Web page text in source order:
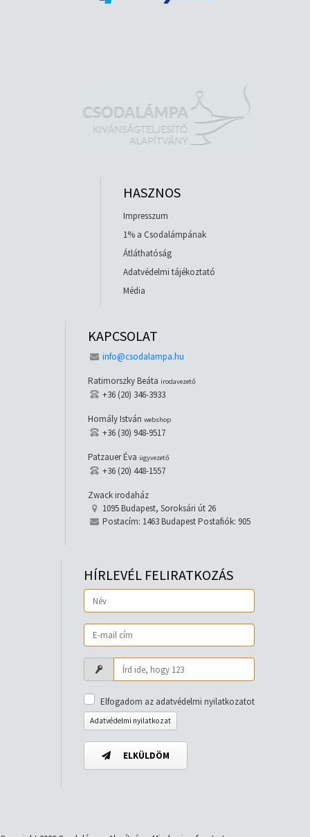
HASZNOS
Impresszum
1% a Csodalámpának
Átláthatóság
Adatvédelmi tájékoztató
Média
KAPCSOLAT
info@csodalampa.hu
Ratimorszky Beáta irodavezető
+36 (20) 346-3933
Homály István webshop
+36 (30) 948-9517
Patzauer Éva ügyvezető
+36 (20) 448-1557
Zwack irodaház
1095 Budapest, Soroksári út 26
Postacím: 1463 Budapest Postafiók: 905
HÍRLEVÉL FELIRATKOZÁS
Elfogadom az adatvédelmi nyilatkozatot
Adatvédelmi nyilatkozat
ELKÜLDÖM